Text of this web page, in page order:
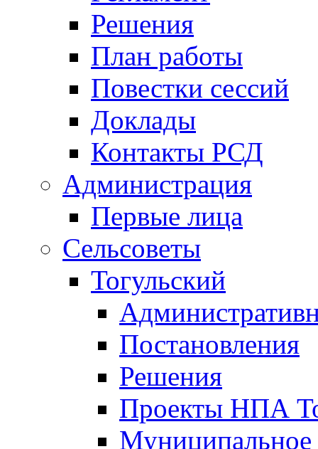
Решения
План работы
Повестки сессий
Доклады
Контакты РСД
Администрация
Первые лица
Сельсоветы
Тогульский
Постановления
Решения
Проекты НПА